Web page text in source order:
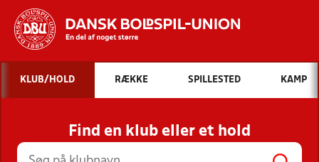
Hvad vil du søge efter?
INDHOLD OG NYHEDER
STILLINGER, RESULTATER, KLUBBER OG
HOLD
KLUB/HOLD RÆKKE SPILLESTED KAMP
Find en klub eller et hold